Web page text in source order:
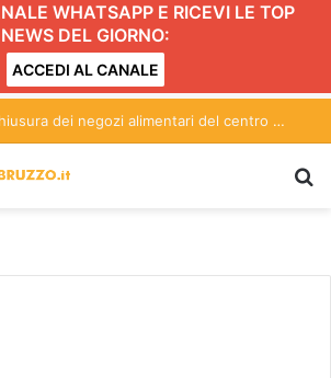
WHATSAPP E RICEVI LE TOP
NEWS DEL GIORNO:
ACCEDI AL CANALE
Martinsicuro, chiusura dei negozi alimentari del centro entro le 20.30: l’ordinanza